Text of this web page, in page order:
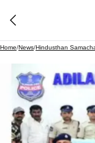
Home/News/Hindusthan